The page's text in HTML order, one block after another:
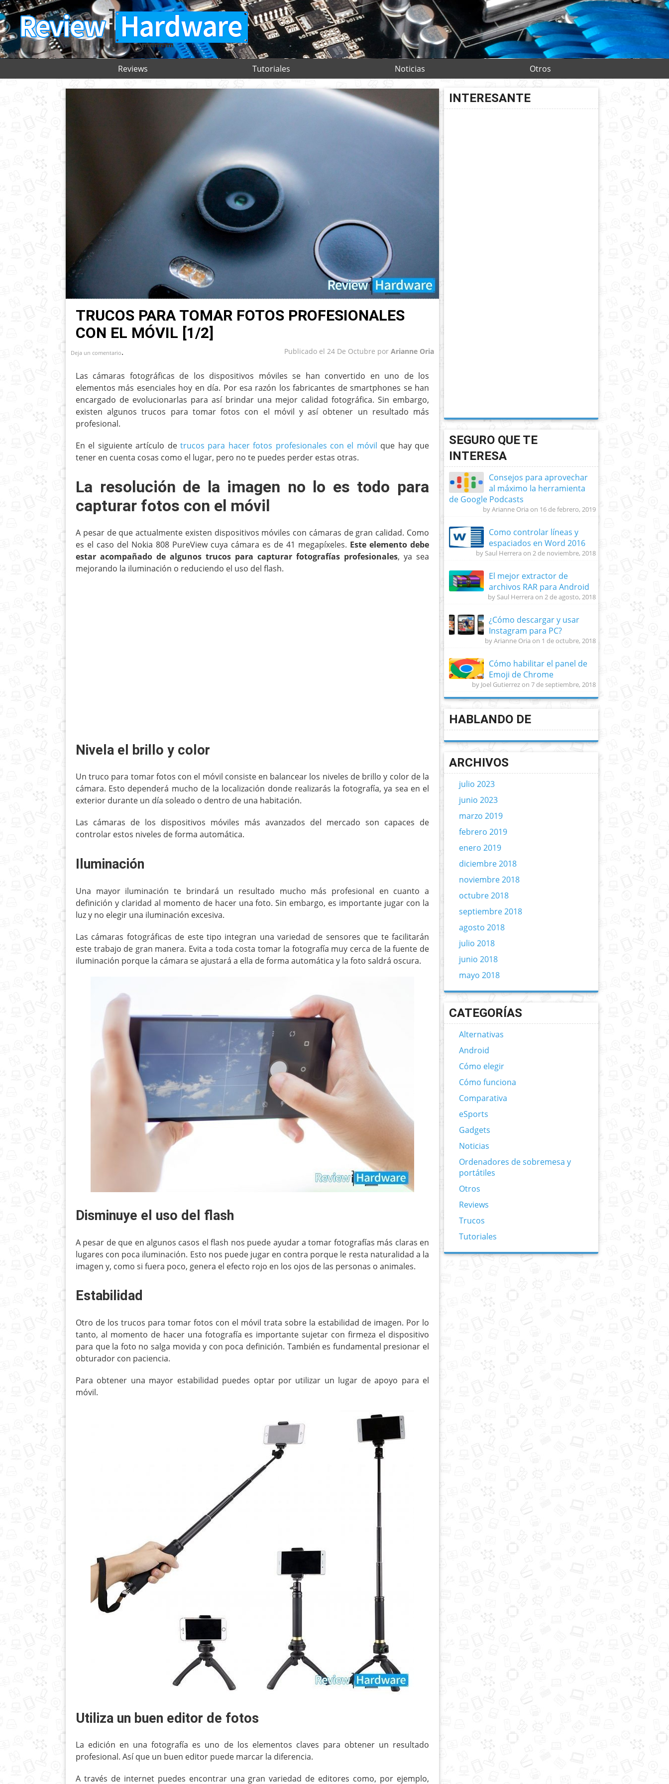
Reviews Tutoriales Noticias Otros
TRUCOS PARA TOMAR FOTOS PROFESIONALES
CON EL MÓVIL [1/2]
Publicado el 24 De Octubre por Arianne Oria
Deja un comentario.
Las cámaras fotográficas de los dispositivos móviles se han convertido en uno de los
elementos más esenciales hoy en día. Por esa razón los fabricantes de smartphones se han
encargado de evolucionarlas para así brindar una mejor calidad fotográfica. Sin embargo,
existen algunos trucos para tomar fotos con el móvil y así obtener un resultado más
profesional.
En el siguiente artículo de trucos para hacer fotos profesionales con el móvil que hay que
tener en cuenta cosas como el lugar, pero no te puedes perder estas otras.
La resolución de la imagen no lo es todo para
capturar fotos con el móvil
A pesar de que actualmente existen dispositivos móviles con cámaras de gran calidad. Como
es el caso del Nokia 808 PureView cuya cámara es de 41 megapíxeles. Este elemento debe
estar acompañado de algunos trucos para capturar fotografías profesionales, ya sea
mejorando la iluminación o reduciendo el uso del flash.
Nivela el brillo y color
Un truco para tomar fotos con el móvil consiste en balancear los niveles de brillo y color de la
cámara. Esto dependerá mucho de la localización donde realizarás la fotografía, ya sea en el
exterior durante un día soleado o dentro de una habitación.
Las cámaras de los dispositivos móviles más avanzados del mercado son capaces de
controlar estos niveles de forma automática.
Iluminación
Una mayor iluminación te brindará un resultado mucho más profesional en cuanto a
definición y claridad al momento de hacer una foto. Sin embargo, es importante jugar con la
luz y no elegir una iluminación excesiva.
Las cámaras fotográficas de este tipo integran una variedad de sensores que te facilitarán
este trabajo de gran manera. Evita a toda costa tomar la fotografía muy cerca de la fuente de
iluminación porque la cámara se ajustará a ella de forma automática y la foto saldrá oscura.
Disminuye el uso del flash
A pesar de que en algunos casos el flash nos puede ayudar a tomar fotografías más claras en
lugares con poca iluminación. Esto nos puede jugar en contra porque le resta naturalidad a la
imagen y, como si fuera poco, genera el efecto rojo en los ojos de las personas o animales.
Estabilidad
Otro de los trucos para tomar fotos con el móvil trata sobre la estabilidad de imagen. Por lo
tanto, al momento de hacer una fotografía es importante sujetar con firmeza el dispositivo
para que la foto no salga movida y con poca definición. También es fundamental presionar el
obturador con paciencia.
Para obtener una mayor estabilidad puedes optar por utilizar un lugar de apoyo para el
móvil.
Utiliza un buen editor de fotos
La edición en una fotografía es uno de los elementos claves para obtener un resultado
profesional. Así que un buen editor puede marcar la diferencia.
A través de internet puedes encontrar una gran variedad de editores como, por ejemplo,
INTERESANTE
SEGURO QUE TE
INTERESA
Consejos para aprovechar
al máximo la herramienta
de Google Podcasts
by Arianne Oria on 16 de febrero, 2019
Como controlar líneas y
espaciados en Word 2016
by Saul Herrera on 2 de noviembre, 2018
El mejor extractor de
archivos RAR para Android
by Saul Herrera on 2 de agosto, 2018
¿Cómo descargar y usar
Instagram para PC?
by Arianne Oria on 1 de octubre, 2018
Cómo habilitar el panel de
Emoji de Chrome
by Joel Gutierrez on 7 de septiembre, 2018
HABLANDO DE
ARCHIVOS
julio 2023
junio 2023
marzo 2019
febrero 2019
enero 2019
diciembre 2018
noviembre 2018
octubre 2018
septiembre 2018
agosto 2018
julio 2018
junio 2018
mayo 2018
CATEGORÍAS
Alternativas
Android
Cómo elegir
Cómo funciona
Comparativa
eSports
Gadgets
Noticias
Ordenadores de sobremesa y
portátiles
Otros
Reviews
Trucos
Tutoriales